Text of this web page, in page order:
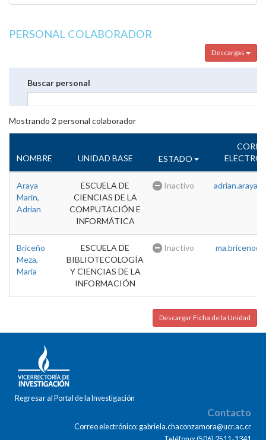
PERSONAL COLABORADOR
Descargas
Buscar personal
Mostrando 2 personal colaborador
NOMBRE UNIDAD BASE ESTADO
Araya
Marin,
Adrian
ESCUELA DE
CIENCIAS DE LA
COMPUTACIÓN E
INFORMÁTICA
Inactivo
Briceño
Meza,
Maria
ESCUELA DE
BIBLIOTECOLOGÍA
Y CIENCIAS DE LA
INFORMACIÓN
Inactivo
Descargar Ficha de la Unidad
Regresar al Portal de la Investigación
Contacto
Correo electrónico: gabriela.chaconzamora@ucr.ac.cr